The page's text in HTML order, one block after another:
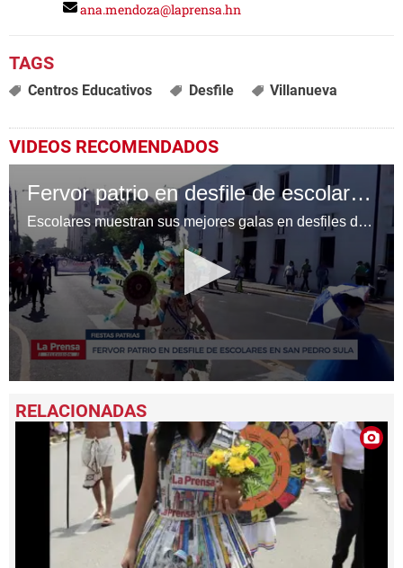
ana.mendoza@laprensa.hn
Centros Educativos Desfile Villanueva
VIDEOS RECOMENDADOS
Fervor patrio en desfile de escolares en San Pedro Sula
Escolares muestran sus mejores galas en desfiles del 14 Septiembre
seconds
of
minute,